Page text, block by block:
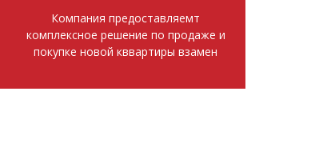
Компания предоставляемт
комплексное решение по продаже и
покупке новой кввартиры взамен